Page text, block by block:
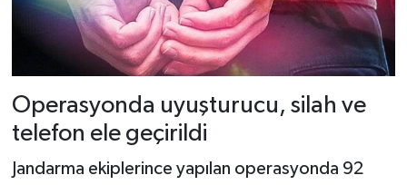
Operasyonda uyuşturucu, silah ve
telefon ele geçirildi
Jandarma ekiplerince yapılan operasyonda 92
Haber Arşivi